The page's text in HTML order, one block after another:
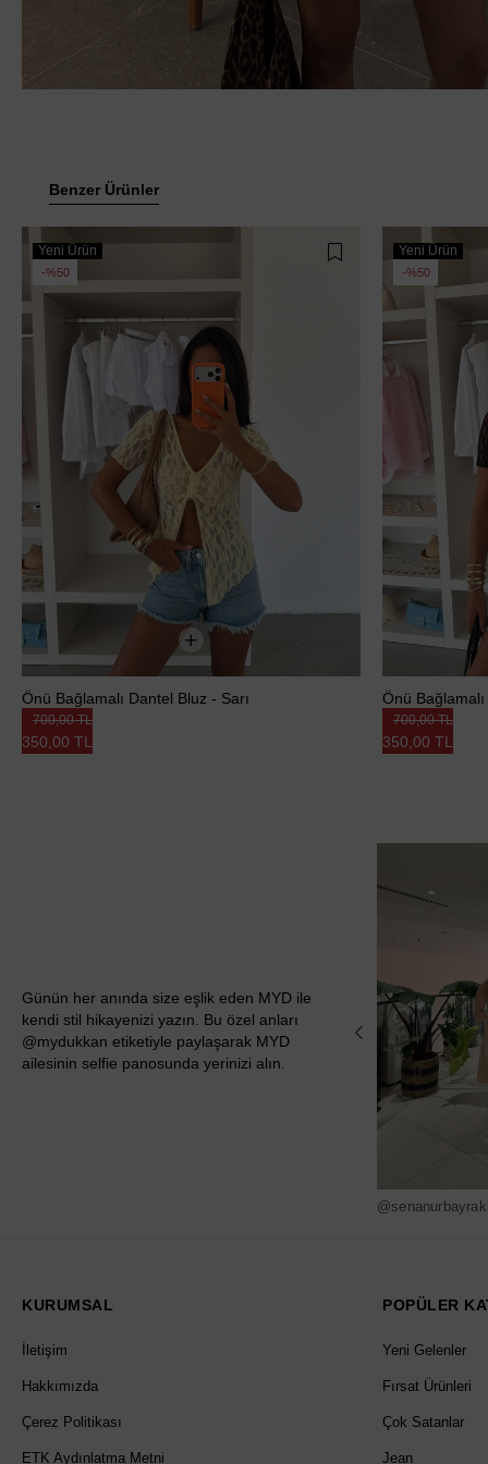
Benzer Ürünler
Yeni Ürün
%50
Önü Bağlamalı Dantel Bluz - Sarı
350,00 TL
700,00 TL
Yeni Ürün
%50
Önü
350,00 TL
700,00 TL
Günün her anında size eşlik eden MYD ile
kendi stil hikayenizi yazın. Bu özel anları
@mydukkan etiketiyle paylaşarak MYD
ailesinin selfie panosunda yerinizi alın.
KURUMSAL
İletişim
Hakkımızda
Çerez Politikası
ETK Aydınlatma Metni
POPÜLER
Yeni Gelenler
Fırsat Ürünleri
Çok Satanlar
Jean